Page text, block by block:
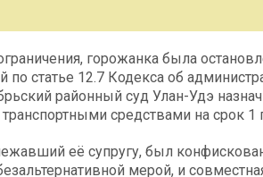
горожанка была
статье 12.7 Кодекса об
районный суд Улан-Удэ
средствами на срок 1
её супругу, был
мерой, и